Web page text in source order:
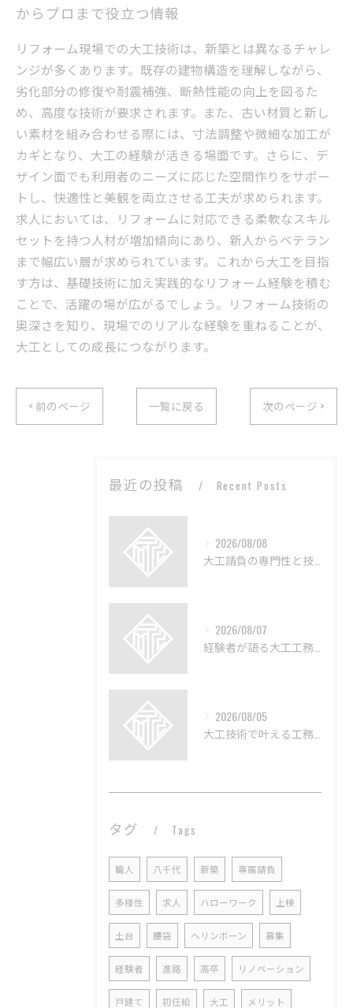
からプロまで役立つ情報
リフォーム現場での大工技術は、新築とは異なるチャレ
ンジが多くあります。既存の建物構造を理解しながら、
劣化部分の修復や耐震補強、断熱性能の向上を図るた
め、高度な技術が要求されます。また、古い材質と新し
い素材を組み合わせる際には、寸法調整や微細な加工が
カギとなり、大工の経験が活きる場面です。さらに、デ
ザイン面でも利用者のニーズに応じた空間作りをサポー
トし、快適性と美観を両立させる工夫が求められます。
求人においては、リフォームに対応できる柔軟なスキル
セットを持つ人材が増加傾向にあり、新人からベテラン
まで幅広い層が求められています。これから大工を目指
す方は、基礎技術に加え実践的なリフォーム経験を積む
ことで、活躍の場が広がるでしょう。リフォーム技術の
奥深さを知り、現場でのリアルな経験を重ねることが、
大工としての成長につながります。
< 前のページ 一覧に戻る 次のページ >
最近の投稿 Recent Posts
2026/08/08
2026/08/07
2026/08/05
タグ Tags
職人 八千代 新築 専属請負
多様性 求人 ハローワーク 上棟
土台 腰袋 ヘリンボーン 募集
経験者 進路 高卒 リノベーション
戸建て 初任給 大工 メリット